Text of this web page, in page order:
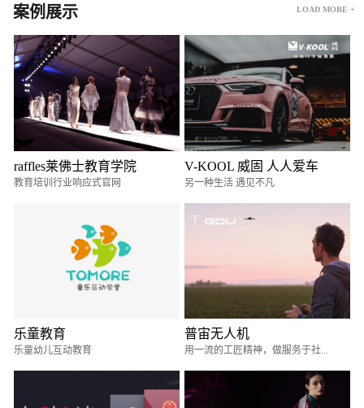
案例展示
LOAD MORE +
raffles莱佛士教育学院
教育培训行业响应式官网
V-KOOL 威固 人人爱车
另一种生活 遇见不凡
乐童教育
乐童幼儿互动教育
普宙无人机
用一流的工匠精神，做服务于社...